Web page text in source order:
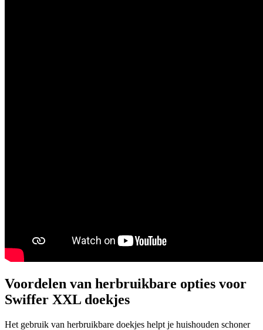
Voordelen van herbruikbare opties voor
Swiffer XXL doekjes
Het gebruik van herbruikbare doekjes helpt je huishouden schoner